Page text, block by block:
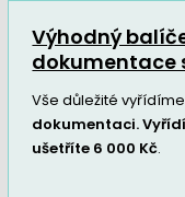
Výhodný
dokumentace
Vše důležité
dokumentaci.
ušetříte 6 000 Kč.